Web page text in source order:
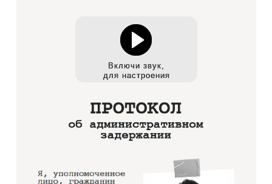
Включи звук,
для настроения
Включи звук,
для настроения